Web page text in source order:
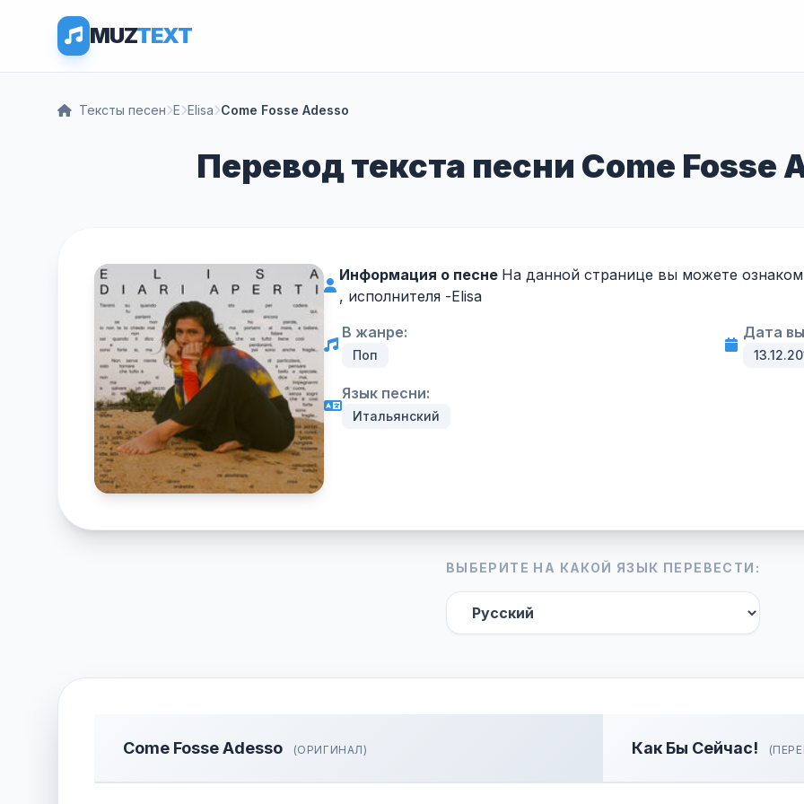
MUZTEXT
Тексты песен E Elisa Come Fosse Adesso
Перевод текста песни Come Fosse
Информация о песне На данной странице вы можете
, исполнителя -Elisa
В жанре:
Поп
Дата
Язык песни:
Итальянский
ВЫБЕРИТЕ НА КАКОЙ ЯЗЫК ПЕРЕВЕСТИ:
Come Fosse Adesso (ОРИГИНАЛ) Как Бы Сейчас!